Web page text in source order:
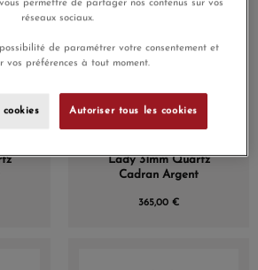
Lady 31mm Quartz
Cadran Argent
365,00 €
permettre de partager nos contenus sur vos
réseaux sociaux.
de paramétrer votre consentement et
vos préférences à tout moment.
Autoriser tous les cookies